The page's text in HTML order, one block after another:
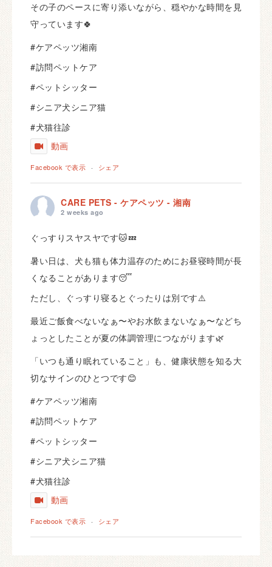
その子のペースに寄り添いながら、穏やかな時間を見
守っています🍀
#ケアペッツ湘南
#訪問ペットケア
#ペットシッター
#シニア犬シニア猫
#犬猫往診
動画
Facebook で表示 · シェア
CARE PETS - ケアペッツ - 湘南
2 weeks ago
ぐっすりスヤスヤです🐱💤
暑い日は、犬も猫も体力温存のためにお昼寝時間が長
くなることがあります😴
ただし、ぐっすり寝るとぐったりは別です⚠️
最近ご飯食べないなぁ〜やお水飲まないなぁ〜などち
ょっとしたことが夏の体調管理につながります🌿
「いつも通り眠れていること」も、健康状態を知る大
切なサインのひとつです😊
#ケアペッツ湘南
#訪問ペットケア
#ペットシッター
#シニア犬シニア猫
#犬猫往診
動画
Facebook で表示 · シェア